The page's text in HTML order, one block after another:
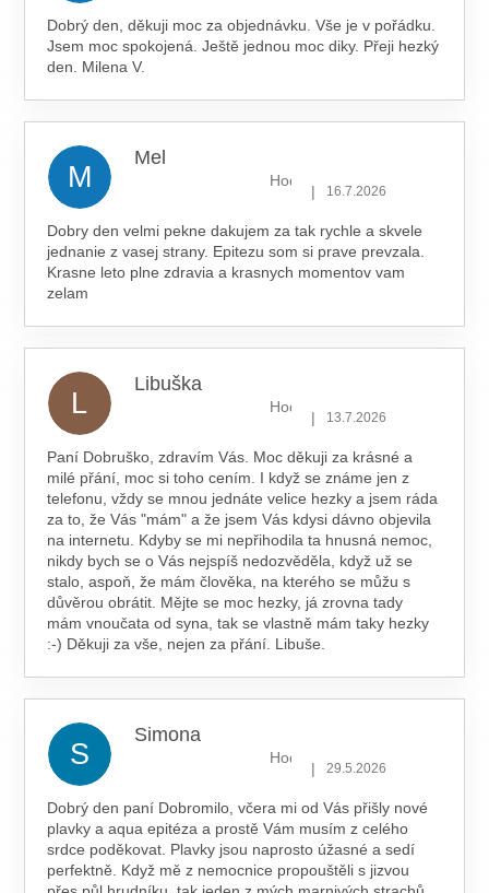
Dobrý den, děkuji moc za objednávku. Vše je v pořádku.
Jsem moc spokojená. Ještě jednou moc diky. Přeji hezký
den. Milena V.
M
Mel
Hodnocení obchodu je 5 z 5
| 16.7.2026
Dobry den velmi pekne dakujem za tak rychle a skvele
jednanie z vasej strany. Epitezu som si prave prevzala.
Krasne leto plne zdravia a krasnych momentov vam
zelam
L
Libuška
Hodnocení obchodu je 5 z 5
| 13.7.2026
Paní Dobruško, zdravím Vás. Moc děkuji za krásné a
milé přání, moc si toho cením. I když se známe jen z
telefonu, vždy se mnou jednáte velice hezky a jsem ráda
za to, že Vás "mám" a že jsem Vás kdysi dávno objevila
na internetu. Kdyby se mi nepřihodila ta hnusná nemoc,
nikdy bych se o Vás nejspíš nedozvěděla, když už se
stalo, aspoň, že mám člověka, na kterého se můžu s
důvěrou obrátit. Mějte se moc hezky, já zrovna tady
mám vnoučata od syna, tak se vlastně mám taky hezky
:-) Děkuji za vše, nejen za přání. Libuše.
S
Simona
Hodnocení obchodu je 5 z 5
| 29.5.2026
Dobrý den paní Dobromilo, včera mi od Vás přišly nové
plavky a aqua epitéza a prostě Vám musím z celého
srdce poděkovat. Plavky jsou naprosto úžasné a sedí
perfektně. Když mě z nemocnice propouštěli s jizvou